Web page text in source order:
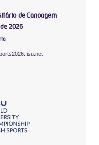
de Canoagem
2026